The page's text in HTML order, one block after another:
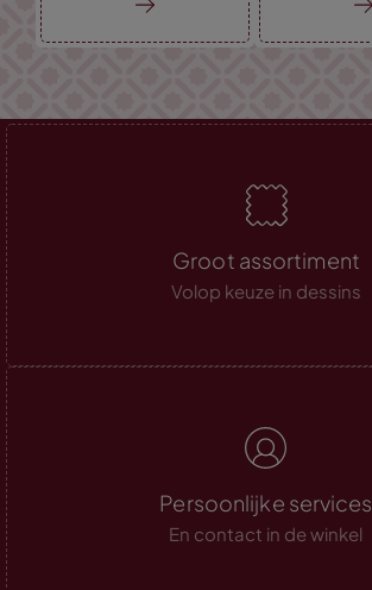
Groot assortiment
Volop keuze in dessins
Persoonlijke services
En contact in de winkel